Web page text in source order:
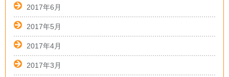
2017年6月
2017年5月
2017年4月
2017年3月